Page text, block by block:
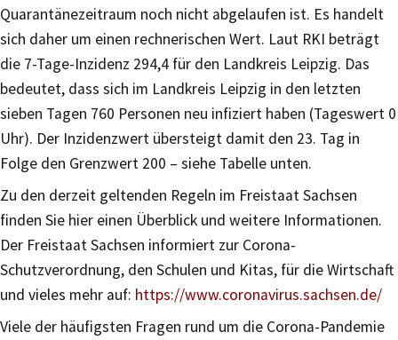
Quarantänezeitraum noch nicht abgelaufen ist. Es handelt
sich daher um einen rechnerischen Wert. Laut RKI beträgt
die 7-Tage-Inzidenz 294,4 für den Landkreis Leipzig. Das
bedeutet, dass sich im Landkreis Leipzig in den letzten
sieben Tagen 760 Personen neu infiziert haben (Tageswert 0
Uhr). Der Inzidenzwert übersteigt damit den 23. Tag in
Folge den Grenzwert 200 – siehe Tabelle unten.
Zu den derzeit geltenden Regeln im Freistaat Sachsen
finden Sie hier einen Überblick und weitere Informationen.
Der Freistaat Sachsen informiert zur Corona-
Schutzverordnung, den Schulen und Kitas, für die Wirtschaft
und vieles mehr auf: https://www.coronavirus.sachsen.de/
Viele der häufigsten Fragen rund um die Corona-Pandemie